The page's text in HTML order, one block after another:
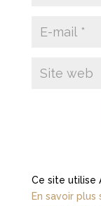
Ce site utilise
En savoir